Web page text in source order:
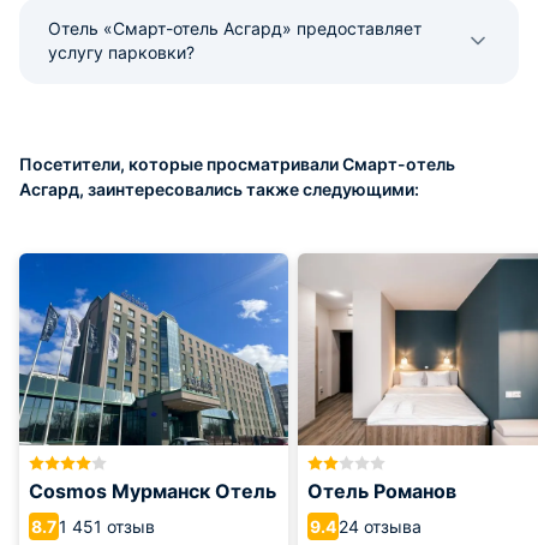
Отель «Смарт-отель Асгард» предоставляет
услугу парковки?
Посетители, которые просматривали Смарт-отель
Асгард, заинтересовались также следующими:
Cosmos Мурманск Отель
8.71 451 отзыв
Отель Романов
9.424 отзыва